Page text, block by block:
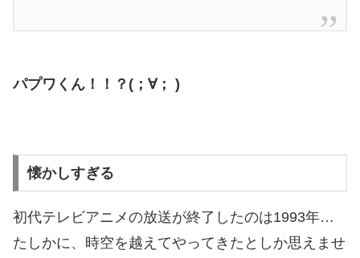
パプワくん！！？(；∀； )
懐かしすぎる
初代テレビアニメの放送が終了したのは1993年…
たしかに、時空を越えてやってきたとしか思えませ